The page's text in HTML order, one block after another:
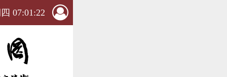
07:01:24